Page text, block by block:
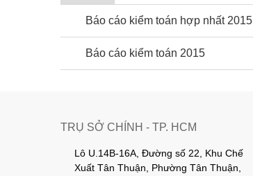
Báo cáo kiểm toán hợp nhất 2015
Báo cáo kiểm toán 2015
TRỤ SỞ CHÍNH - TP. HCM
Lô U.14B-16A, Đường số 22, Khu Chế
Xuất Tân Thuận, Phường Tân Thuận,